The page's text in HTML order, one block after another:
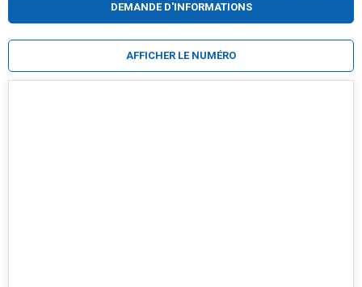
DEMANDE D'INFORMATIONS
AFFICHER LE NUMÉRO